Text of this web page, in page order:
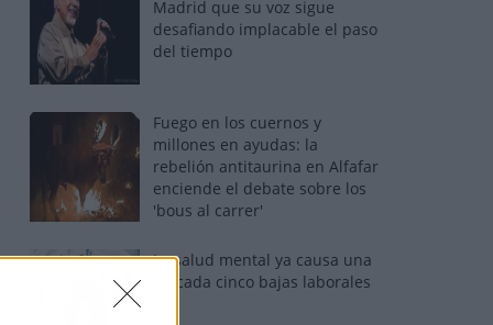
Madrid que su voz sigue
desafiando implacable el paso
del tiempo
Fuego en los cuernos y
millones en ayudas: la
rebelión antitaurina en Alfafar
enciende el debate sobre los
'bous al carrer'
La salud mental ya causa una
de cada cinco bajas laborales